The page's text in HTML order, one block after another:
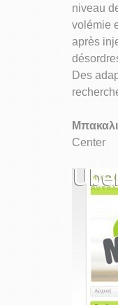
niveau
volémie
après
Des
Center